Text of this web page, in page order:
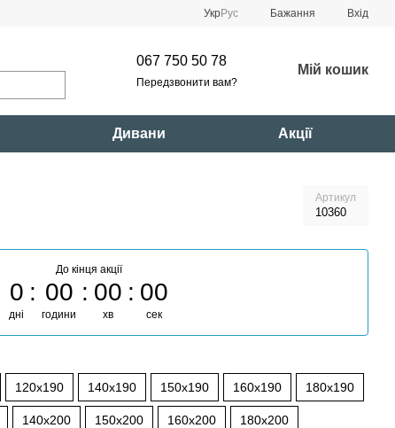
УкрРус Бажання Вхід
067 750 50 78
Передзвонити вам?
Мій кошик
Дивани Акції
Артикул
10360
До кінця акції
0
дні
00
години
00
хв
00
сек
120x190 140x190 150x190 160x190 180x190
140x200 150x200 160x200 180x200